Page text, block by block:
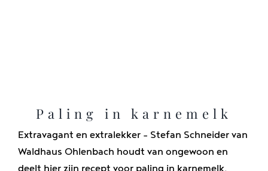
Paling in karnemelk
Extravagant en extralekker - Stefan Schneider van
Waldhaus Ohlenbach houdt van ongewoon en